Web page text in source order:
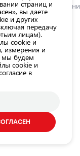
освещения
страниц и
вы даете
и других
передачу
лицам).
cookie и
измерения и
мы будем
cookie и
в